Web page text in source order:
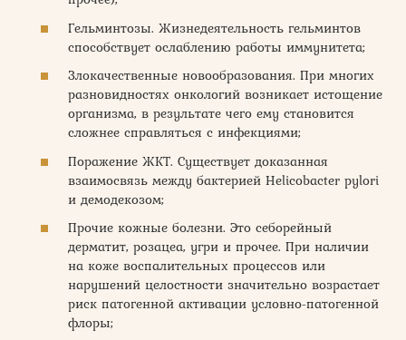
Гельминтозы. Жизнедеятельность гельминтов
способствует ослаблению работы иммунитета;
Злокачественные новообразования. При многих
разновидностях онкологий возникает истощение
организма, в результате чего ему становится
сложнее справляться с инфекциями;
Поражение ЖКТ. Существует доказанная
взаимосвязь между бактерией Helicobacter pylori
и демодекозом;
Прочие кожные болезни. Это себорейный
дерматит, розацеа, угри и прочее. При наличии
на коже воспалительных процессов или
нарушений целостности значительно возрастает
риск патогенной активации условно-патогенной
флоры;